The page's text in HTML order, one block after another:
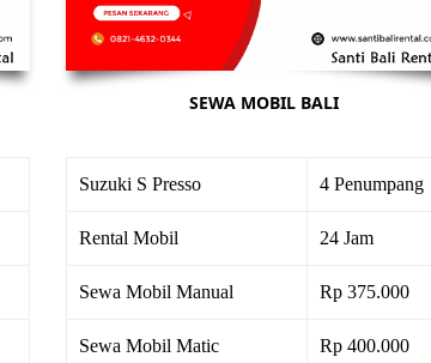
SEWA MOBIL BALI
Suzuki S Presso 4 Penumpang
Rental Mobil 24 Jam
Sewa Mobil Manual Rp 375.000
Sewa Mobil Matic Rp 400.000